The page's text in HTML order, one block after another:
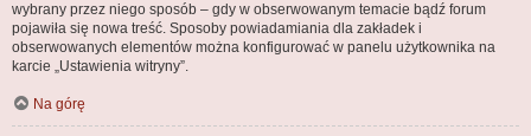
wybrany przez niego sposób – gdy w obserwowanym temacie bądź forum
pojawiła się nowa treść. Sposoby powiadamiania dla zakładek i
obserwowanych elementów można konfigurować w panelu użytkownika na
karcie „Ustawienia witryny”.
Na górę